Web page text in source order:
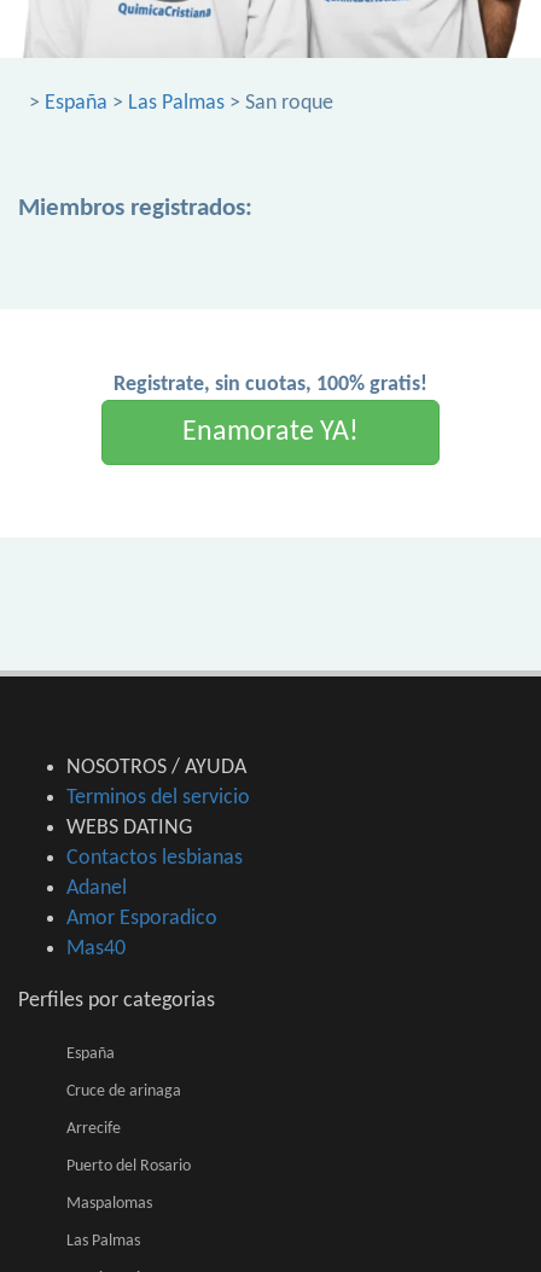
> España > Las Palmas > San roque
Miembros registrados:
Registrate, sin cuotas, 100% gratis!
Enamorate YA!
NOSOTROS / AYUDA
Terminos del servicio
WEBS DATING
Contactos lesbianas
Adanel
Amor Esporadico
Mas40
Perfiles por categorias
España
Cruce de arinaga
Arrecife
Puerto del Rosario
Maspalomas
Las Palmas